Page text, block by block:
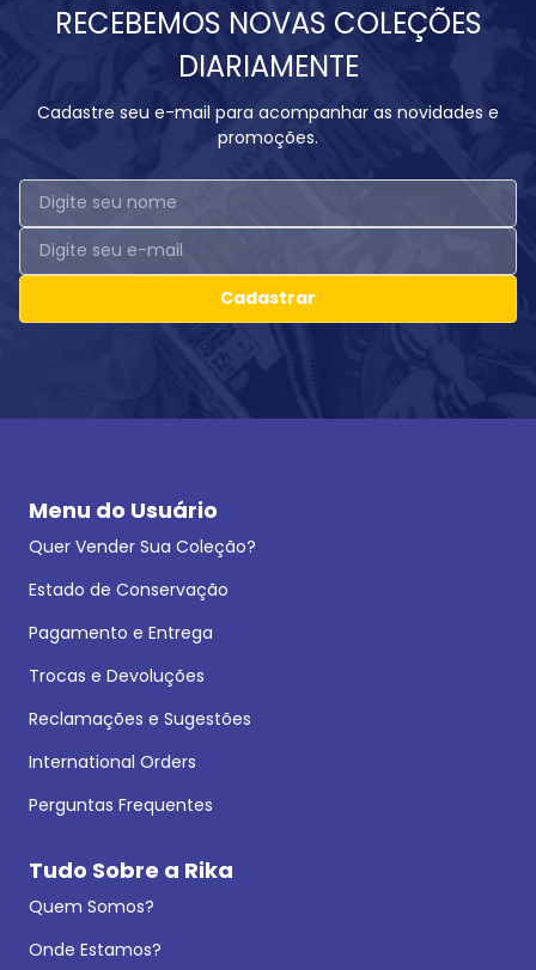
RECEBEMOS NOVAS COLEÇÕES
DIARIAMENTE
Cadastre seu e-mail para acompanhar as novidades e
promoções.
Cadastrar
Menu do Usuário
Quer Vender Sua Coleção?
Estado de Conservação
Pagamento e Entrega
Trocas e Devoluções
Reclamações e Sugestões
International Orders
Perguntas Frequentes
Tudo Sobre a Rika
Quem Somos?
Onde Estamos?